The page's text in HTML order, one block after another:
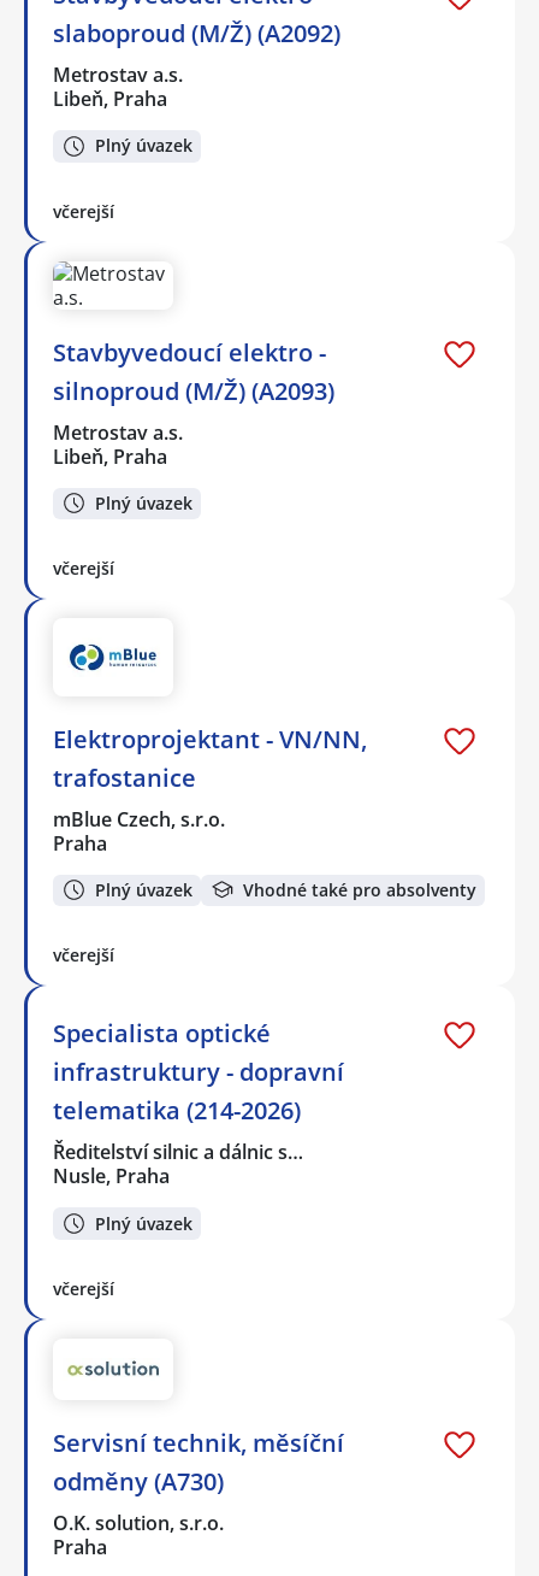
slaboproud (M/Ž) (A2092)
Metrostav a.s.
Libeň, Praha
Plný úvazek
včerejší
Stavbyvedoucí elektro -
silnoproud (M/Ž) (A2093)
Metrostav a.s.
Libeň, Praha
Plný úvazek
včerejší
Elektroprojektant - VN/NN,
trafostanice
mBlue Czech, s.r.o.
Praha
Plný úvazek Vhodné také pro absolventy
včerejší
Specialista optické
infrastruktury - dopravní
telematika (214-2026)
Ředitelství silnic a dálnic s…
Nusle, Praha
Plný úvazek
včerejší
Servisní technik, měsíční
odměny (A730)
O.K. solution, s.r.o.
Praha